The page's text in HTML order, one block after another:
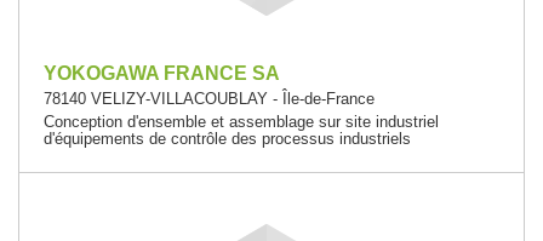
YOKOGAWA FRANCE SA
78140 VELIZY-VILLACOUBLAY - Île-de-France
Conception d'ensemble et assemblage sur site industriel
d'équipements de contrôle des processus industriels